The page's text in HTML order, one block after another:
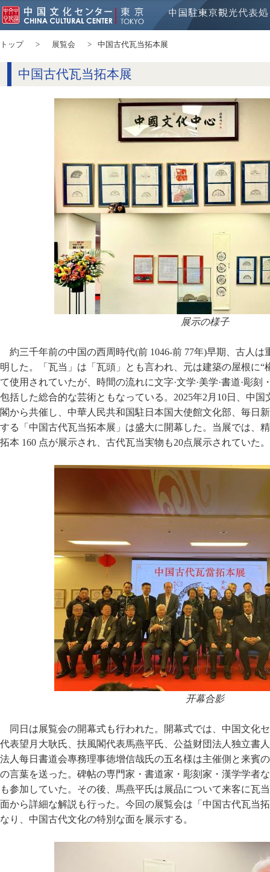
トップ 展覧会 中国古代瓦当拓本展
中国古代瓦当拓本展
展示の様子
約三千年前の中国の西周時代(前 1046-前 77年)早期、古人
明した。「瓦当」は「瓦頭」とも言われ、元は建築の屋根に“
て使用されていたが、時間の流れに文字·文学·美学·書道·彫
包括した総合的な芸術ともなっている。2025年2月10日、中
閣から共催し、中華人民共和国駐日本国大使館文化部、毎日
する「中国古代瓦当拓本展」は盛大に開幕した。当展では、
拓本 160 点が展示され、古代瓦当実物も20点展示されていた。
开幕合影
同日は展覧会の開幕式も行われた。開幕式では、中国文化
代表望月大耿氏、扶風閣代表馬燕平氏、公益财団法人独立書
法人每日書道会專務理事徳增信哉氏の五名様は主催側と来賓
の言葉を送った。碑帖の専門家・書道家・彫刻家・漢学学者
も参加していた。その後、馬燕平氏は展品について来客に瓦
面から詳細な解説も行った。今回の展覧会は「中国古代瓦当
なり、中国古代文化の特別な面を展示する。